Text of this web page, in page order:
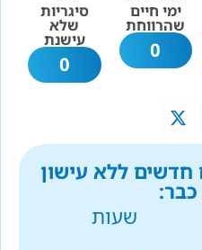
ימי חיים
שהרווחת
0
סיגריות
שלא
עישנת
0
ללא עישון
כבר:
שעות